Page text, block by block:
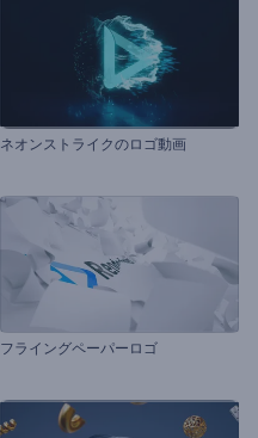
ネオンストライクのロゴ動画
フライングペーパーロゴ